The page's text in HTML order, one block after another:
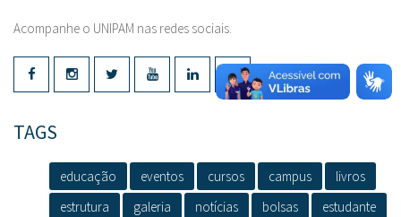
Acompanhe o UNIPAM nas redes sociais.
TAGS
educação eventos cursos campus
livros
estrutura
galeria notícias bolsas
estudante